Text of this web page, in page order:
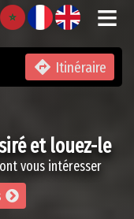
≡
 Itinéraire
et louez-le
vous intéresser